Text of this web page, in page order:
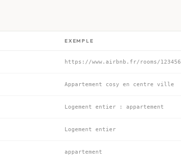
EXEMPLE
https://www.airbnb.fr/rooms/123456
Appartement cosy en centre ville
Logement entier : appartement
Logement entier
appartement